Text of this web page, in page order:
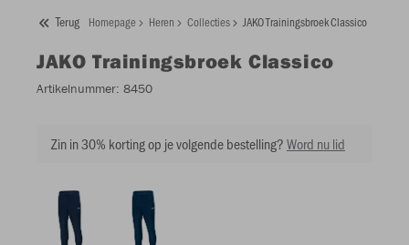
Terug Homepage Heren Collecties JAKO Trainingsbroek Classico
JAKO Trainingsbroek Classico
Artikelnummer: 8450
Zin in 30% korting op je volgende bestelling?Word nu lid